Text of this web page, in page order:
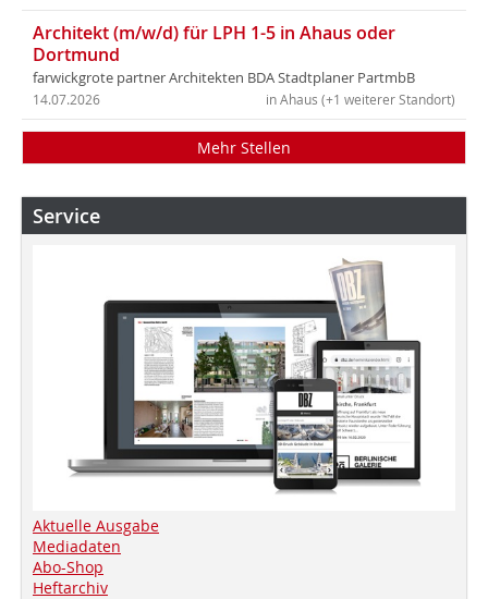
Architekt (m/w/d) für LPH 1-5 in Ahaus oder
Dortmund
farwickgrote partner Architekten BDA Stadtplaner PartmbB
in Ahaus (+1 weiterer Standort)
14.07.2026
Mehr Stellen
Service
Aktuelle Ausgabe
Mediadaten
Abo-Shop
Heftarchiv